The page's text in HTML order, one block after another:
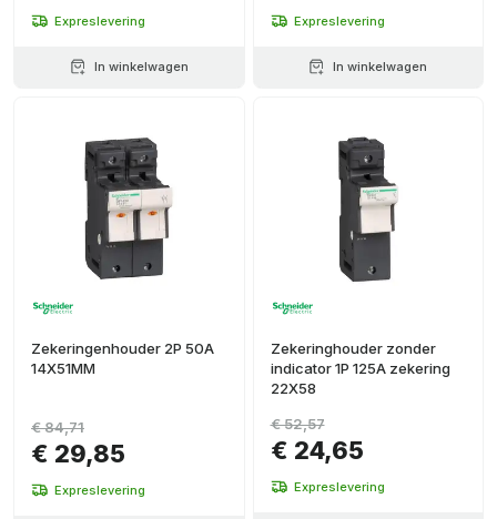
Expreslevering
In winkelwagen
Expreslevering
In winkelwagen
Zekeringenhouder 2P 50A
14X51MM
€ 29,85
€ 84,71
Expreslevering
Zekeringhouder zonder
indicator 1P 125A zekering
22X58
€ 24,65
€ 52,57
Expreslevering